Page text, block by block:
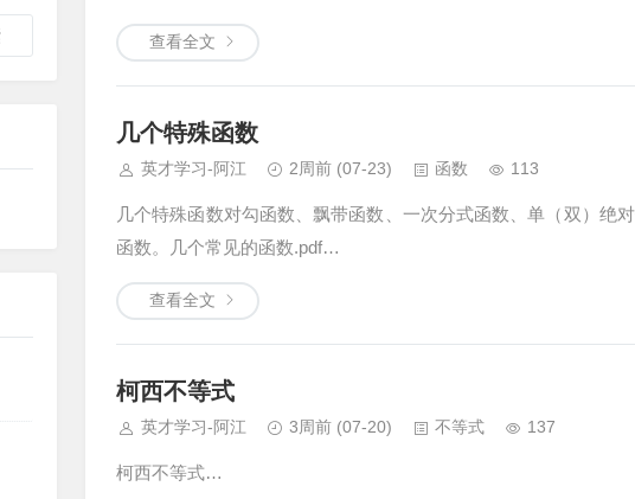
查看全文
几个特殊函数
英才学习-阿江 2周前 (07-23) 函数 113
几个特殊函数对勾函数、飘带函数、一次分式函数、单（双）绝
函数。几个常见的函数.pdf…
查看全文
柯西不等式
英才学习-阿江 3周前 (07-20) 不等式 137
柯西不等式…